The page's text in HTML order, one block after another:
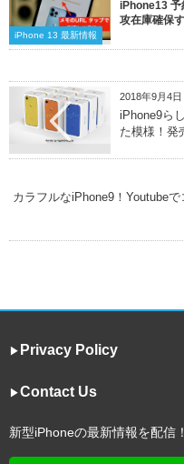
iPhone 13 最新情報
iPhone13 予
攻在庫確保
2018年9月4日
iPhone9ら
た模様！発
カラフルなiPhone9！Youtube
▶︎ Privacy Policy
▶︎Contact Us
新型iPhoneの最新情報を配信！